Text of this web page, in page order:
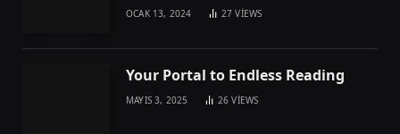
OCAK 13, 2024 27VIEWS
Your Portal to Endless Reading
MAYIS 3, 2025 26VIEWS